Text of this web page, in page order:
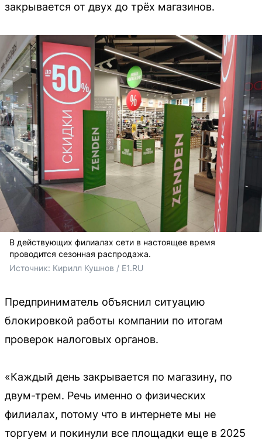
закрывается от двух до трёх магазинов.
В действующих филиалах сети в настоящее время
проводится сезонная распродажа.
Источник: Кирилл Кушнов / E1.RU
Предприниматель объяснил ситуацию
блокировкой работы компании по итогам
проверок налоговых органов.
«Каждый день закрывается по магазину, по
двум-трем. Речь именно о физических
филиалах, потому что в интернете мы не
торгуем и покинули все площадки еще в 2025